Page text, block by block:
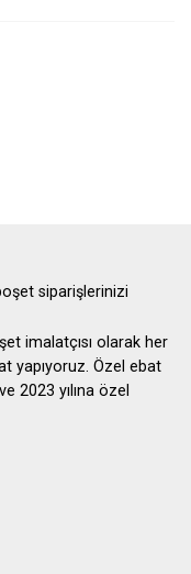
siparişlerinizi
imalatçısı olarak her
yapıyoruz. Özel ebat
2023 yılına özel